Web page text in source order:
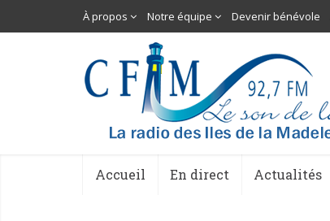
À propos Notre équipe Devenir bénévole
Accueil En direct Actualités